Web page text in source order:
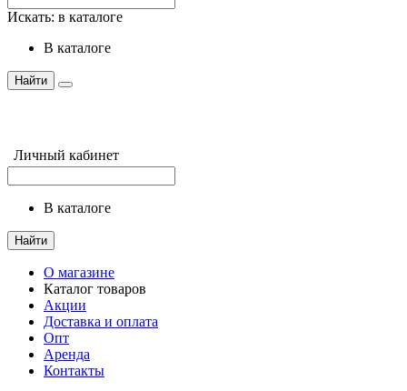
Искать: в каталоге
в каталоге
Найти
Личный кабинет
в каталоге
Найти
О магазине
Каталог товаров
Акции
Доставка и оплата
Опт
Аренда
Контакты